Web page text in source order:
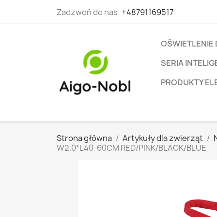
Zadzwoń do nas: +48791169517
OŚWIETLENIE
SERIA
PRODUKTY
Strona główna Artykuły dla zwierząt
W2.0*L40-60CM RED/PINK/BLACK/BLUE